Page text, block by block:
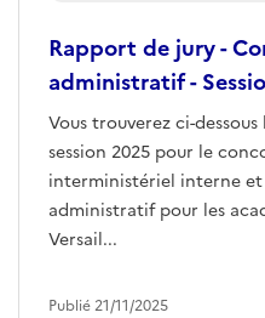
Rapport de jury -
administratif -
Vous trouverez ci-
session 2025 pour le
interministériel interne
administratif pour les
Versail...
Publié 21/11/2025